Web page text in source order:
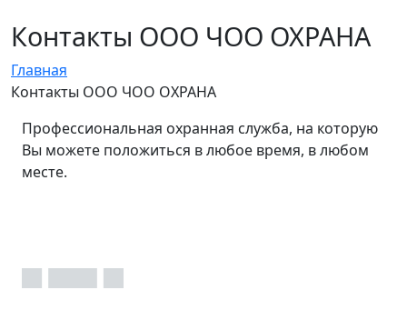
Контакты ООО ЧОО ОХРАНА
Главная
Контакты ООО ЧОО ОХРАНА
Профессиональная охранная служба, на которую
Вы можете положиться в любое время, в любом
месте.